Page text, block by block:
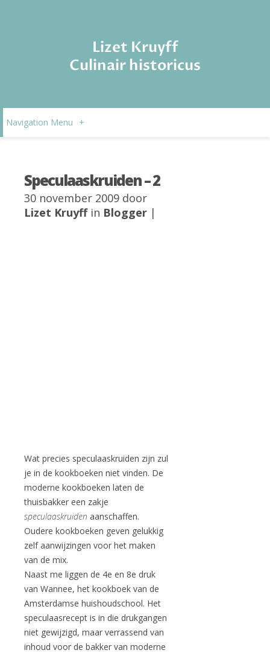
Lizet Kruyff
Culinair historicus
Navigation Menu +
Speculaaskruiden – 2
30 november 2009 door
Lizet Kruyffin Blogger |
Wat precies speculaaskruiden zijn zul
je in de kookboeken niet vinden. De
moderne kookboeken laten de
thuisbakker een zakje
speculaaskruiden aanschaffen.
Oudere kookboeken geven gelukkig
zelf aanwijzingen voor het maken
van de mix.
Naast me liggen de 4e en 8e druk
van Wannee, het kookboek van de
Amsterdamse huishoudschool. Het
speculaasrecept is in die drukgangen
niet gewijzigd, maar verrassend van
inhoud voor de bakker van moderne